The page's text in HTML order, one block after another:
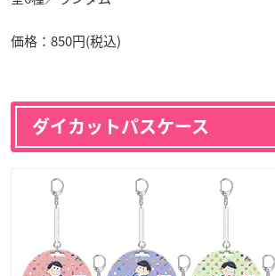
価格：850円(税込)
ダイカットパスケース